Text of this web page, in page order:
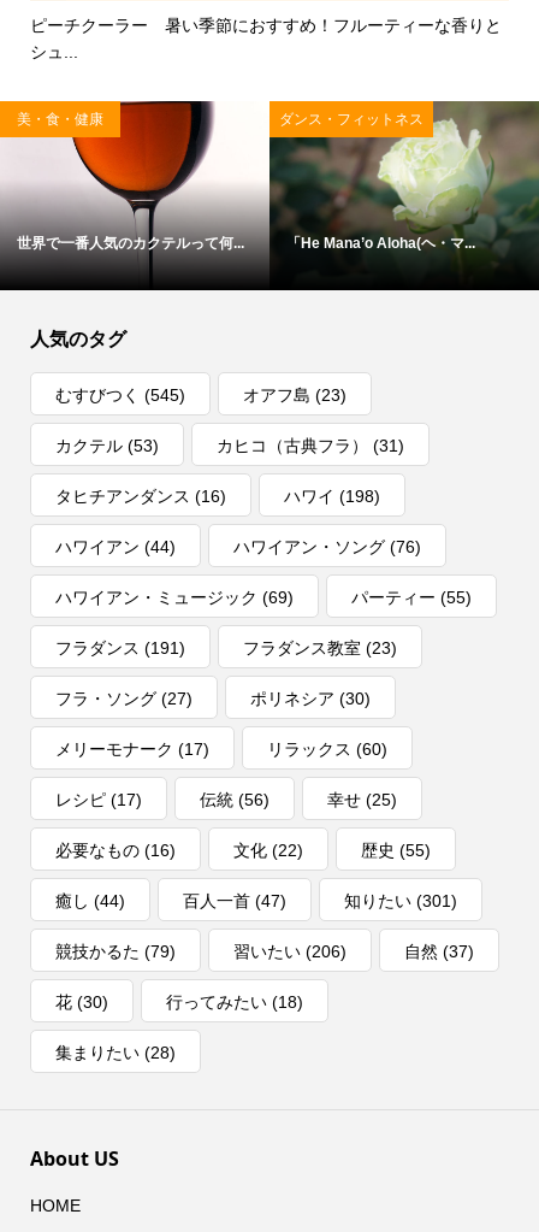
ピーチクーラー 暑い季節におすすめ！フルーティーな香りと
シュ...
美・食・健康
世界で一番人気のカクテルって何...
ダンス・フィットネス
「He Mana’o Aloha(ヘ・マ...
人気のタグ
むすびつく (545) オアフ島 (23)
カクテル(53) カヒコ（古典フラ） (31)
タヒチアンダンス (16) ハワイ (198)
ハワイアン (44) ハワイアン・ソング(76)
ハワイアン・ミュージック (69) パーティー (55)
フラダンス (191) フラダンス教室 (23)
フラ・ソング(27) ポリネシア (30)
メリーモナーク (17) リラックス (60)
レシピ(17) 伝統(56) 幸せ(25)
必要なもの(16) 文化(22) 歴史 (55)
癒し (44) 百人一首(47) 知りたい(301)
競技かるた (79) 習いたい(206) 自然 (37)
花(30) 行ってみたい(18)
集まりたい(28)
About US
HOME